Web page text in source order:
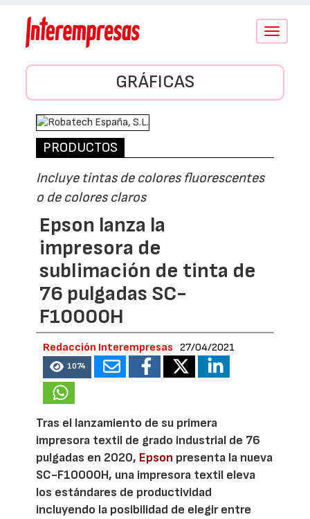
Conmutar
GRÁFICAS
PRODUCTOS
Incluye tintas de colores fluorescentes
o de colores claros
Epson lanza la
impresora de
sublimación de tinta de
76 pulgadas SC-
F10000H
Redacción Interempresas 27/04/2021
1074
Tras el lanzamiento de su primera
impresora textil de grado industrial de 76
pulgadas en 2020, Epson presenta la nueva
SC-F10000H, una impresora textil eleva
los estándares de productividad
incluyendo la posibilidad de elegir entre